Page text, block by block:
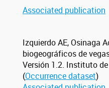
Associated publication
Izquierdo AE, Osinaga
biogeográficos de
Versión 1.2. Instituto
(Occurrence dataset)